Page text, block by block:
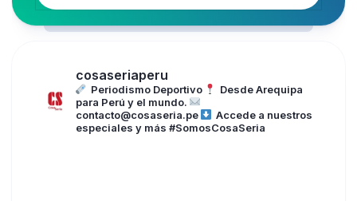
cosaseriaperu
Periodismo Deportivo
Desde Arequipa
para Perú y el mundo.
contacto@cosaseria.pe
Accede a nuestros
especiales y más #SomosCosaSeria